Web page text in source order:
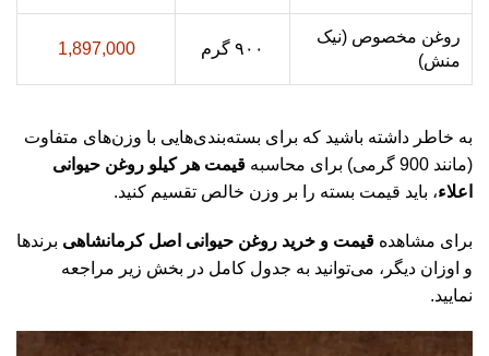
روغن مخصوص (نیک
منش)
۹۰۰ گرم 1,897,000
به خاطر داشته باشید که برای بسته‌بندی‌هایی با وزن‌های متفاوت
(مانند 900 گرمی) برای محاسبه
قیمت هر کیلو روغن حیوانی
اعلاء، باید قیمت بسته را بر وزن خالص تقسیم کنید.
برای مشاهده قیمت و خرید روغن حیوانی اصل کرمانشاهی برندها
و اوزان دیگر، می‌توانید به جدول کامل در بخش زیر مراجعه
نمایید.